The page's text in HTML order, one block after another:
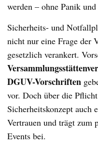
werden – ohne Panik
Sicherheits- und
nicht nur eine Frage der
gesetzlich verankert.
DGUV-Vorschriften
vor. Doch über die
Sicherheitskonzept auch
Vertrauen und trägt zum
Events bei.